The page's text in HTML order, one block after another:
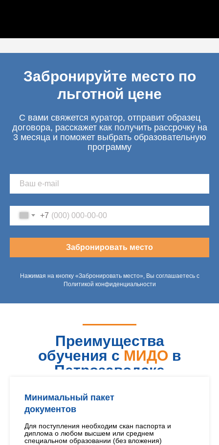
Забронируйте место по
льготной цене
С вами свяжется куратор, отправит образец
договора, расскажет как получить рассрочку на
3 месяца и поможет выбрать образовательную
программу
+7
Забронировать место
Нажимая на кнопку «Забронировать место», Вы соглашаетесь с
Политикой конфиденциальности
Преимущества
обучения с МИДО в
Петрозаводске
Минимальный пакет
документов
Для поступления необходим скан паспорта и
диплома о любом высшем или среднем
специальном образовании (без вложения)